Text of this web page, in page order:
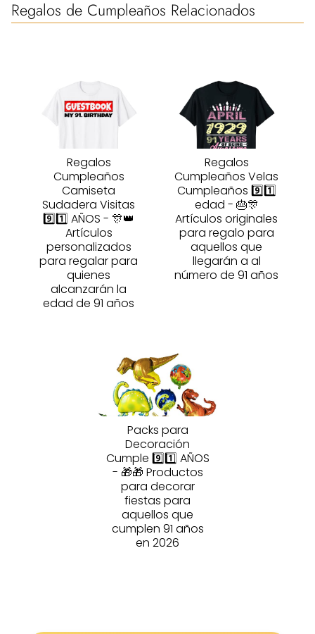
Regalos de Cumpleaños Relacionados
Regalos
Cumpleaños
Camiseta
Sudadera Visitas
9️⃣1️⃣ AÑOS - 🎊👑
Artículos
personalizados
para regalar para
quienes
alcanzarán la
edad de 91 años
Regalos
Cumpleaños Velas
Cumpleaños 9️⃣1️⃣
edad - 🎂🎊
Artículos originales
para regalo para
aquellos que
llegarán a al
número de 91 años
Packs para
Decoración
Cumple 9️⃣1️⃣ AÑOS
- 🎁🎁 Productos
para decorar
fiestas para
aquellos que
cumplen 91 años
en 2026